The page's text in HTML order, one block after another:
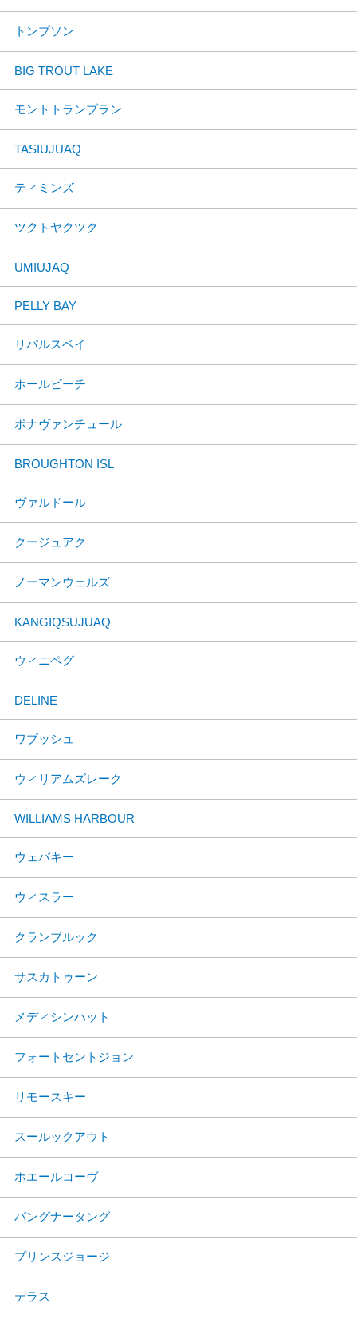
トンプソン
BIG TROUT LAKE
モントトランブラン
TASIUJUAQ
ティミンズ
ツクトヤクツク
UMIUJAQ
PELLY BAY
リパルスベイ
ホールビーチ
ボナヴァンチュール
BROUGHTON ISL
ヴァルドール
クージュアク
ノーマンウェルズ
KANGIQSUJUAQ
ウィニペグ
DELINE
ワブッシュ
ウィリアムズレーク
WILLIAMS HARBOUR
ウェバキー
ウィスラー
クランブルック
サスカトゥーン
メディシンハット
フォートセントジョン
リモースキー
スールックアウト
ホエールコーヴ
パングナータング
プリンスジョージ
テラス